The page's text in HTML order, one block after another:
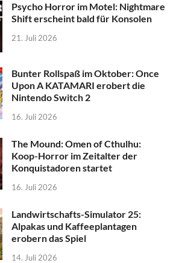
Psycho Horror im Motel: Nightmare
Shift erscheint bald für Konsolen
21. Juli 2026
Bunter Rollspaß im Oktober: Once
Upon A KATAMARI erobert die
Nintendo Switch 2
16. Juli 2026
The Mound: Omen of Cthulhu:
Koop-Horror im Zeitalter der
Konquistadoren startet
16. Juli 2026
Landwirtschafts-Simulator 25:
Alpakas und Kaffeeplantagen
erobern das Spiel
14. Juli 2026